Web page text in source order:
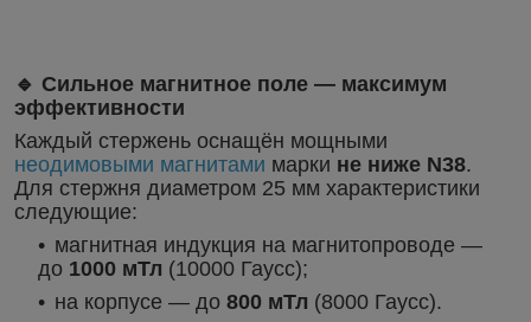
🔹 Сильное магнитное поле — максимум
эффективности
Каждый стержень оснащён мощными
неодимовыми магнитами марки не ниже N38.
Для стержня диаметром 25 мм характеристики
следующие:
магнитная индукция на магнитопроводе —
до 1000 мТл (10000 Гаусс);
на корпусе — до 800 мТл (8000 Гаусс).